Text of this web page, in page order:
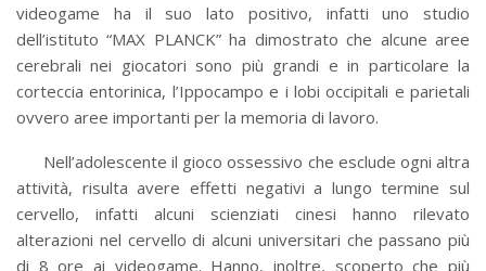
videogame ha il suo lato positivo, infatti uno studio
dell’istituto “MAX PLANCK” ha dimostrato che alcune aree
cerebrali nei giocatori sono più grandi e in particolare la
corteccia entorinica, l’Ippocampo e i lobi occipitali e parietali
ovvero aree importanti per la memoria di lavoro.
Nell’adolescente il gioco ossessivo che esclude ogni altra
attività, risulta avere effetti negativi a lungo termine sul
cervello, infatti alcuni scienziati cinesi hanno rilevato
alterazioni nel cervello di alcuni universitari che passano più
di 8 ore ai videogame. Hanno, inoltre, scoperto che più